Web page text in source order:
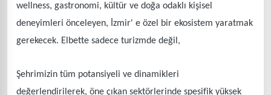
wellness, gastronomi, kültür ve doğa odaklı kişisel
deneyimleri önceleyen, İzmir' e özel bir ekosistem yaratmak
gerekecek. Elbette sadece turizmde değil,
Şehrimizin tüm potansiyeli ve dinamikleri
değerlendirilerek, öne çıkan sektörlerinde spesifik yüksek